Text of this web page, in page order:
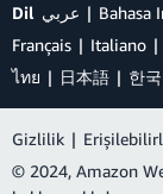
Dil عربي Bahasa
Français
Italiano
ไทย
日本語 한
Gizlilik |
© 2024, Amazon